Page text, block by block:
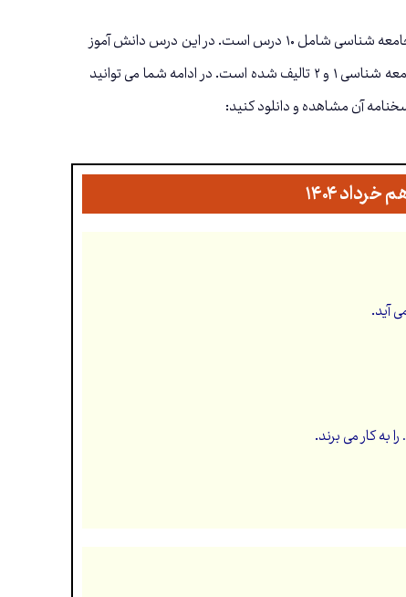
نقش مهمی در سوابق تحصیلی داوطلبان کنکور دارد. کتاب جامعه شناسی شامل ۱۰ درس است. در این درس دانش آموز
با ظرفیت های علوم انسانی و اجتماعی آشنا می‌شود. مباحث این کتاب در ادامه مباحث دو کتاب جامعه شناسی ۱ و ۲ تالیف شده است. در ادامه شما می توانید
آن مشاهده و دانلود کنید:
۱۴۰۴
آید.
کار می برند.